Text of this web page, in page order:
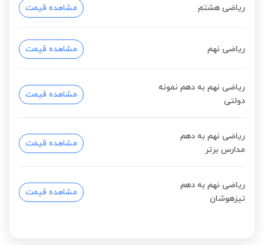
ریاضی هشتم مشاهده قیمت
ریاضی نهم مشاهده قیمت
ریاضی نهم به دهم نمونه
دولتی
مشاهده قیمت
ریاضی نهم به دهم
مدارس برتر
مشاهده قیمت
ریاضی نهم به دهم
تیزهوشان
مشاهده قیمت